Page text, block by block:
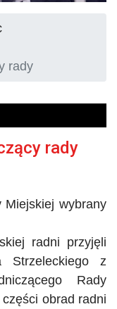
rady
rady
Miejskiej wybrany
radni przyjęli
Strzeleckiego z
Rady
obrad radni